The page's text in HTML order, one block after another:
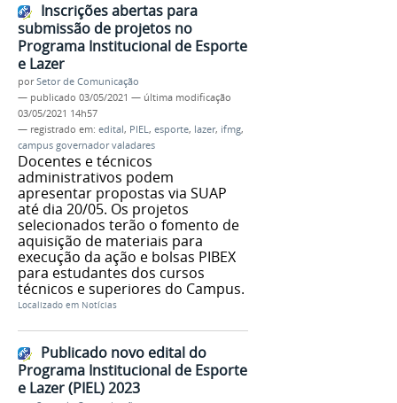
Inscrições abertas para
submissão de projetos no
Programa Institucional de Esporte
e Lazer
porSetor de Comunicação
— publicado 03/05/2021 — última modificação
03/05/2021 14h57
— registrado em: edital, PIEL, esporte, lazer, ifmg,
campus governador valadares
Docentes e técnicos
administrativos podem
apresentar propostas via SUAP
até dia 20/05. Os projetos
selecionados terão o fomento de
aquisição de materiais para
execução da ação e bolsas PIBEX
para estudantes dos cursos
técnicos e superiores do Campus.
Localizado em Notícias
Publicado novo edital do
Programa Institucional de Esporte
e Lazer (PIEL) 2023